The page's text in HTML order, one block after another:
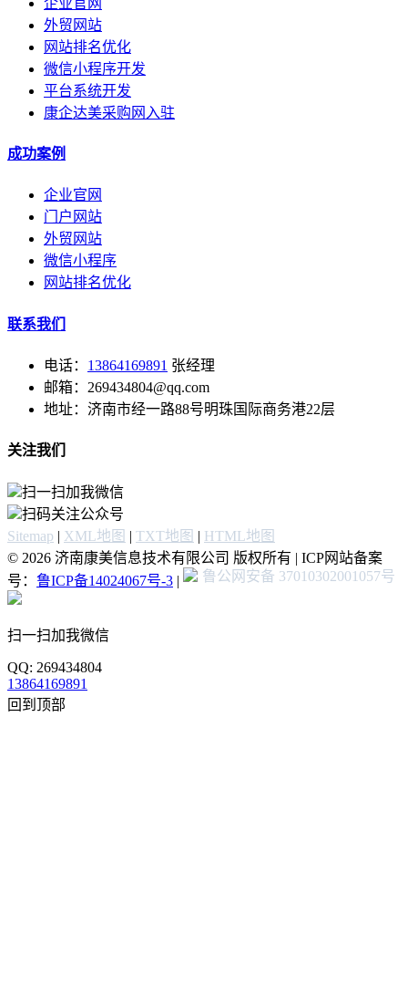
企业官网
外贸网站
网站排名优化
微信小程序开发
平台系统开发
康企达美采购网入驻
成功案例
企业官网
门户网站
外贸网站
微信小程序
网站排名优化
联系我们
电话： 13864169891 张经理
邮箱：269434804@qq.com
地址：济南市经一路88号明珠国际商务港22层
关注我们
扫一扫加我微信
扫码关注公众号
Sitemap | XML地图 | TXT地图 | HTML地图
© 2026 济南康美信息技术有限公司 版权所有 | ICP网站备案
号： 鲁ICP备14024067号-3 | 鲁公网安备 37010302001057号
扫一扫加我微信
QQ: 269434804
13864169891
回到顶部